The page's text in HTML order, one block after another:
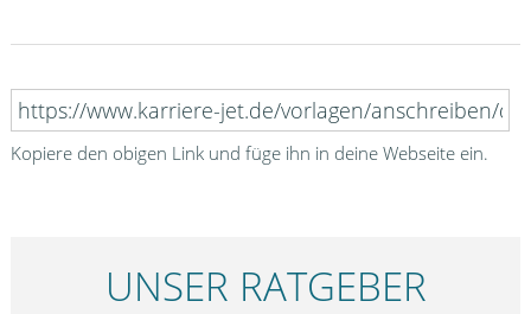
Kopiere den obigen Link und füge ihn in deine Webseite ein.
UNSER RATGEBER